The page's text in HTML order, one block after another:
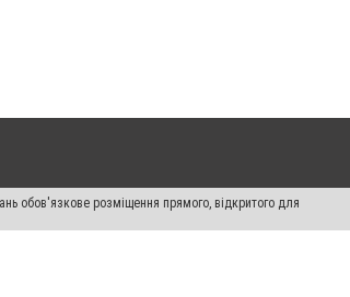
обов'язкове розміщення прямого, відкритого для